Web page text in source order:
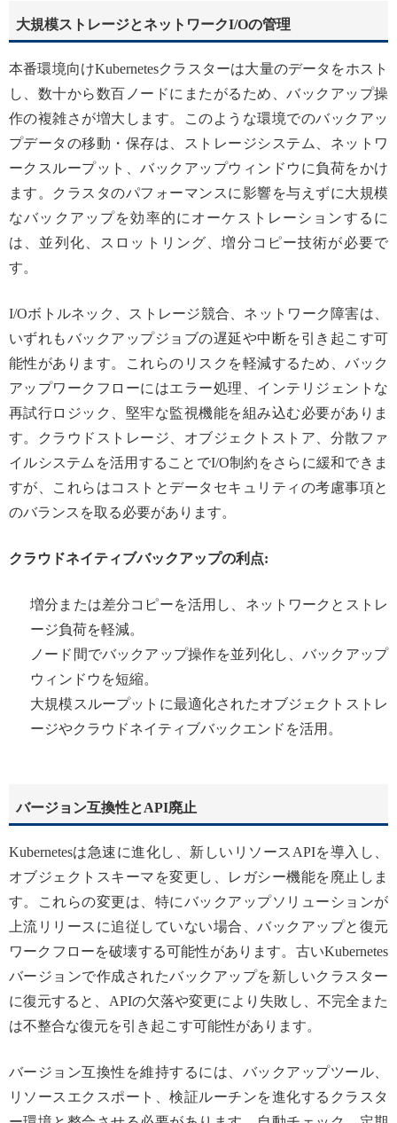
大規模ストレージとネットワークI/Oの管理
本番環境向けKubernetesクラスターは大量のデータをホスト
し、数十から数百ノードにまたがるため、バックアップ操
作の複雑さが増大します。このような環境でのバックアッ
プデータの移動・保存は、ストレージシステム、ネットワ
ークスループット、バックアップウィンドウに負荷をかけ
ます。クラスタのパフォーマンスに影響を与えずに大規模
なバックアップを効率的にオーケストレーションするに
は、並列化、スロットリング、増分コピー技術が必要で
す。
I/Oボトルネック、ストレージ競合、ネットワーク障害は、
いずれもバックアップジョブの遅延や中断を引き起こす可
能性があります。これらのリスクを軽減するため、バック
アップワークフローにはエラー処理、インテリジェントな
再試行ロジック、堅牢な監視機能を組み込む必要がありま
す。クラウドストレージ、オブジェクトストア、分散ファ
イルシステムを活用することでI/O制約をさらに緩和できま
すが、これらはコストとデータセキュリティの考慮事項と
のバランスを取る必要があります。
クラウドネイティブバックアップの利点:
増分または差分コピーを活用し、ネットワークとストレ
ージ負荷を軽減。
ノード間でバックアップ操作を並列化し、バックアップ
ウィンドウを短縮。
大規模スループットに最適化されたオブジェクトストレ
ージやクラウドネイティブバックエンドを活用。
バージョン互換性とAPI廃止
Kubernetesは急速に進化し、新しいリソースAPIを導入し、
オブジェクトスキーマを変更し、レガシー機能を廃止しま
す。これらの変更は、特にバックアップソリューションが
上流リリースに追従していない場合、バックアップと復元
ワークフローを破壊する可能性があります。古いKubernetes
バージョンで作成されたバックアップを新しいクラスター
に復元すると、APIの欠落や変更により失敗し、不完全また
は不整合な復元を引き起こす可能性があります。
バージョン互換性を維持するには、バックアップツール、
リソースエクスポート、検証ルーチンを進化するクラスタ